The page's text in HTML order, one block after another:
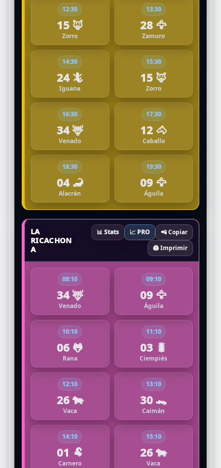
12:30
15 🦊
Zorro
13:30
28 🦅
Zamuro
14:30
24 🦎
Iguana
15:30
15 🦊
Zorro
16:30
34 🦌
Venado
17:30
12 🐴
Caballo
18:30
04 🦂
Alacrán
19:30
09 🦅
Águila
LA
RICACHON
A
📊 Stats 📈 PRO
📲 Copiar
🖨️ Imprimir
08:10
34 🦌
Venado
09:10
09 🦅
Águila
10:10
06 🐸
Rana
11:10
03 🐛
Ciempiés
12:10
26 🐄
Vaca
13:10
30 🐊
Caimán
14:10
01 🐏
Carnero
15:10
26 🐄
Vaca